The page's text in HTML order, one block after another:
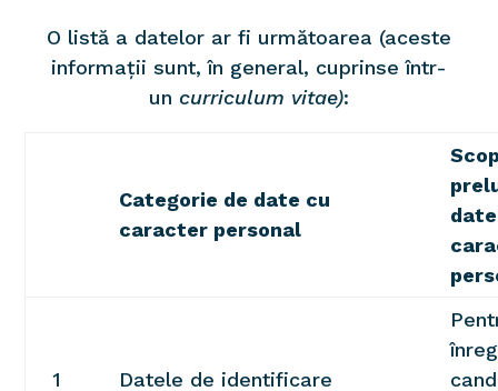
O listă a datelor ar fi următoarea (aceste
informații sunt, în general, cuprinse într-
un curriculum vitae):
Categorie de date cu
caracter personal
1 Datele de identificare